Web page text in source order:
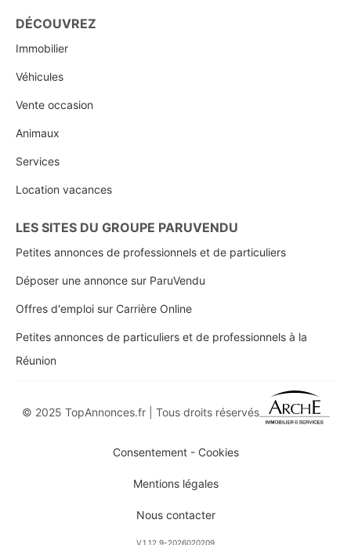
DÉCOUVREZ
Immobilier
Véhicules
Vente occasion
Animaux
Services
Location vacances
LES SITES DU GROUPE PARUVENDU
Petites annonces de professionnels et de particuliers
Déposer une annonce sur ParuVendu
Offres d'emploi sur Carrière Online
Petites annonces de particuliers et de professionnels à la
Réunion
© 2025 TopAnnonces.fr | Tous droits réservés
Consentement - Cookies
Mentions légales
Nous contacter
V.1.12.9-2026020209